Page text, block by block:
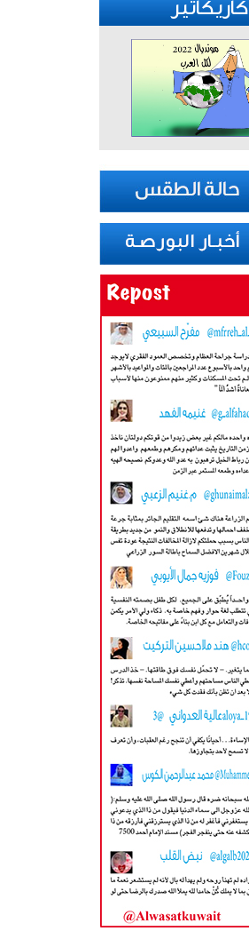
كاريكاتير